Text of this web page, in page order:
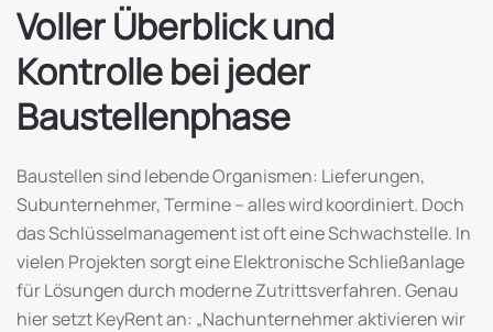
Voller Überblick und
Kontrolle bei jeder
Baustellenphase
Baustellen sind lebende Organismen: Lieferungen,
Subunternehmer, Termine – alles wird koordiniert. Doch
das Schlüsselmanagement ist oft eine Schwachstelle. In
vielen Projekten sorgt eine Elektronische Schließanlage
für Lösungen durch moderne Zutrittsverfahren. Genau
hier setzt KeyRent an: „Nachunternehmer aktivieren wir